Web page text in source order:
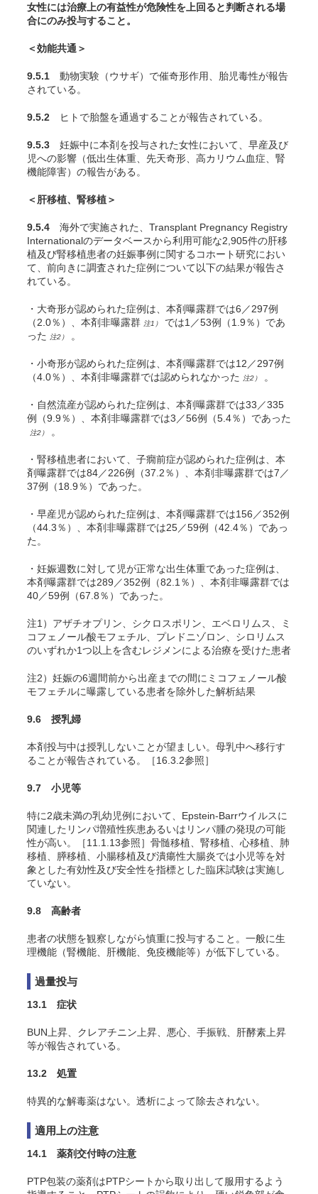
女性には治療上の有益性が危険性を上回ると判断される場
合にのみ投与すること。
＜効能共通＞
9.5.1 動物実験（ウサギ）で催奇形作用、胎児毒性が報告
されている 。
9.5.2 ヒトで胎盤を通過することが報告されている 。
9.5.3 妊娠中に本剤を投与された女性において、早産及び
児への影響（低出生体重、先天奇形、高カリウム血症、腎
機能障害）の報告がある 。
＜肝移植、腎移植＞
9.5.4 海外で実施された、Transplant Pregnancy Registry
Internationalのデータベースから利用可能な2,905件の肝移
植及び腎移植患者の妊娠事例に関するコホート研究におい
て、前向きに調査された症例について以下の結果が報告さ
れている 。
・大奇形が認められた症例は、本剤曝露群では6／297例
（2.0％）、本剤非曝露群 注1）
では1／53例（1.9％）であ
った
注2） 。
・小奇形が認められた症例は、本剤曝露群では12／297例
（4.0％）、本剤非曝露群では認められなかった
注2） 。
・自然流産が認められた症例は、本剤曝露群では33／335
例（9.9％）、本剤非曝露群では3／56例（5.4％）であった
注2） 。
・腎移植患者において、子癇前症が認められた症例は、本
剤曝露群では84／226例（37.2％）、本剤非曝露群では7／
37例（18.9％）であった。
・早産児が認められた症例は、本剤曝露群では156／352例
（44.3％）、本剤非曝露群では25／59例（42.4％）であっ
た。
・妊娠週数に対して児が正常な出生体重であった症例は、
本剤曝露群では289／352例（82.1％）、本剤非曝露群では
40／59例（67.8％）であった。
注1）アザチオプリン、シクロスポリン、エベロリムス、ミ
コフェノール酸モフェチル、プレドニゾロン、シロリムス
のいずれか1つ以上を含むレジメンによる治療を受けた患者
注2）妊娠の6週間前から出産までの間にミコフェノール酸
モフェチルに曝露している患者を除外した解析結果
9.6 授乳婦
本剤投与中は授乳しないことが望ましい。母乳中へ移行す
ることが報告されている。［16.3.2参照］
9.7 小児等
特に2歳未満の乳幼児例において、Epstein-Barrウイルスに
関連したリンパ増殖性疾患あるいはリンパ腫の発現の可能
性が高い。［11.1.13参照］骨髄移植、腎移植、心移植、肺
移植、膵移植、小腸移植及び潰瘍性大腸炎では小児等を対
象とした有効性及び安全性を指標とした臨床試験は実施し
ていない。
9.8 高齢者
患者の状態を観察しながら慎重に投与すること。一般に生
理機能（腎機能、肝機能、免疫機能等）が低下している。
過量投与
13.1 症状
BUN上昇、クレアチニン上昇、悪心、手振戦、肝酵素上昇
等が報告されている 。
13.2 処置
特異的な解毒薬はない。透析によって除去されない。
適用上の注意
14.1 薬剤交付時の注意
PTP包装の薬剤はPTPシートから取り出して服用するよう